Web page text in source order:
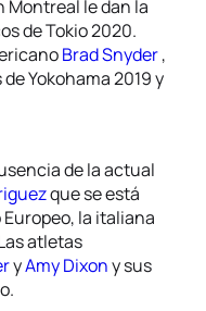
Montreal le dan la
de Tokio 2020.
Brad Snyder,
Yokohama 2019 y
de la actual
que se está
la italiana
Las atletas
yAmy Dixony sus